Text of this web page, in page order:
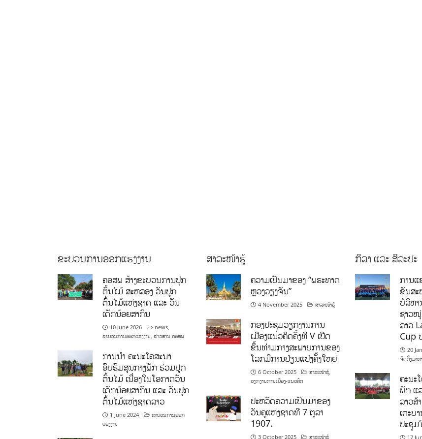
ຂະບວນການອອກແຮງງານ
ຄອສພ ສ້າງຂະບວນການປູກ
ຕົ້ນໄມ້ ສະຫລອງ ວັນປູກ
ຕົ້ນໄມ້ແຫ່ງຊາດ ແລະ ວັນ
ເດັກນ້ອຍສາກົນ
10 June 2026 news,
ຂະບວນການອອກແຮງງານ, ຂ່າວສານ ຄອສພ
ການນໍາ ຄະນະໂຄສະນາ
ອົບຮົມສູນກາງພັກ ຮ່ວມປູກ
ຕົ້ນໄມ້ ເນື່ອງໃນໂອກາດວັນ
ເດັກນ້ອຍສາກົນ ແລະ ວັນປູກ
ຕົ້ນໄມ້ແຫ່ງຊາດລາວ
1 June 2024
ຂະບວນການອອກ
ແຮງງານ
ສາລະໜ້າຮູ້
ຄວາມເປັນມາຂອງ “ພຣະທາດ
ຫຼວງວຽງຈັນ”
4 November 2025 ສາລະໜ້າຮູ້
ກອງປະຊຸມວຽກງານການ
ເມືອງແນວຄິດຄັ້ງທີ V ເປີດ
ຂຶ້ນທ່າມກາງສະພາບການຂອງ
ໂລກມີການປ່ຽນແປງຄັ້ງໃຫຍ່
6 October 2025 ສາລະໜ້າຮູ້,
ວຽກງານການເມືອງ-ແນວຄິດ
ປະຫວັດຄວາມເປັນມາຂອງ
ວັນຄູແຫ່ງຊາດທີ 7 ຕຸລາ
1907.
3 October 2025 ສາລະໜ້າຮູ້
ກິລາ ແລະ ສິລະປະ
ການແ
ຂັນສະ
ບໍລິຫາ
ຊາວ
ລາວ
Cup
20
ຈັດຕັ້ງມະຫ
ຄະນະ
ພັກ ແ
ລາວສ້
ເຕະບ
ປະຊຸ
17